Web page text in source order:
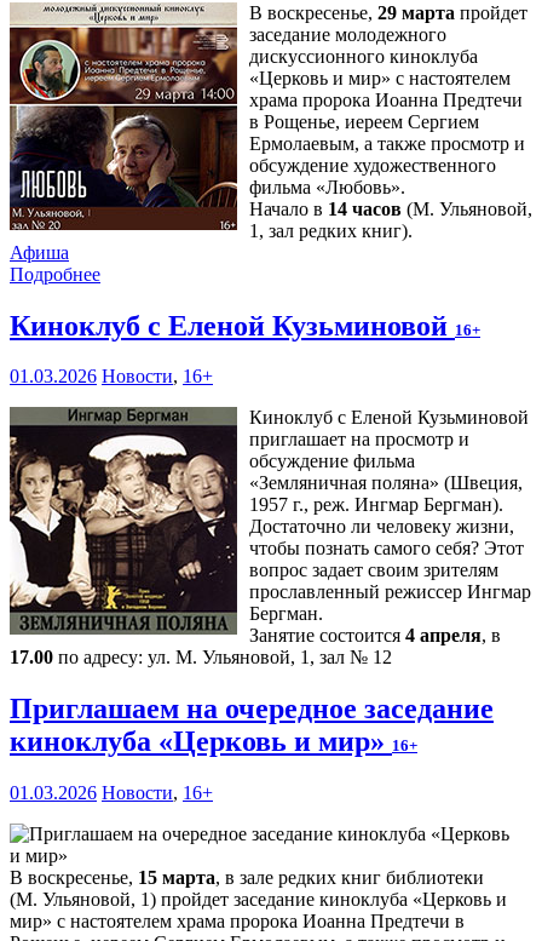
В воскресенье, 29 марта пройдет
заседание молодежного
дискуссионного киноклуба
«Церковь и мир» с настоятелем
храма пророка Иоанна Предтечи
в Рощенье, иереем Сергием
Ермолаевым, а также просмотр и
обсуждение художественного
фильма «Любовь».
Начало в 14 часов (М. Ульяновой,
1, зал редких книг).
Афиша
Подробнее
Киноклуб с Еленой Кузьминовой 16+
01.03.2026 Новости, 16+
Киноклуб с Еленой Кузьминовой
приглашает на просмотр и
обсуждение фильма
«Земляничная поляна» (Швеция,
1957 г., реж. Ингмар Бергман).
Достаточно ли человеку жизни,
чтобы познать самого себя? Этот
вопрос задает своим зрителям
прославленный режиссер Ингмар
Бергман.
Занятие состоится 4 апреля, в
17.00 по адресу: ул. М. Ульяновой, 1, зал № 12
Приглашаем на очередное заседание
киноклуба «Церковь и мир» 16+
01.03.2026 Новости, 16+
В воскресенье, 15 марта, в зале редких книг библиотеки
(М. Ульяновой, 1) пройдет заседание киноклуба «Церковь и
мир» с настоятелем храма пророка Иоанна Предтечи в